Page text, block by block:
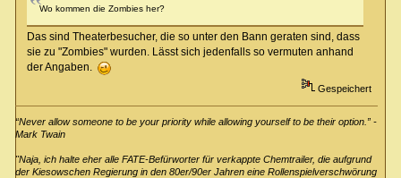
Wo kommen die Zombies her?
Das sind Theaterbesucher, die so unter den Bann geraten sind, dass
sie zu "Zombies" wurden. Lässt sich jedenfalls so vermuten anhand
der Angaben.
Gespeichert
“Never allow someone to be your priority while allowing yourself to be their option.” -
Mark Twain
"Naja, ich halte eher alle FATE-Befürworter für verkappte Chemtrailer, die aufgrund
der Kiesowschen Regierung in den 80er/90er Jahren eine Rollenspielverschwörung